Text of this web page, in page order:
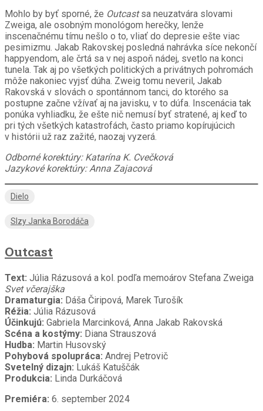
Mohlo by byť sporné, že Outcastsa neuzatvára slovami
Zweiga, ale osobným monológom herečky, lenže
inscenačnému tímu nešlo o to, vliať do depresie ešte viac
pesimizmu. Jakab Rakovskej posledná nahrávka síce nekončí
happyendom, ale črtá sa v nej aspoň nádej, svetlo na konci
tunela. Tak aj po všetkých politických a privátnych pohromách
môže nakoniec vyjsť dúha. Zweig tomu neveril, Jakab
Rakovská v slovách o spontánnom tanci, do ktorého sa
postupne začne vžívať aj na javisku, v to dúfa. Inscenácia tak
ponúka vyhliadku, že ešte nič nemusí byť stratené, aj keď to
pri tých všetkých katastrofách, často priamo kopírujúcich
v histórii už raz zažité, naozaj vyzerá.
Odborné korektúry: Katarína K. Cvečková
Jazykové korektúry: Anna Zajacová
Dielo
Slzy Janka Borodáča
Outcast
Text: Júlia Rázusová a kol. podľa memoárov Stefana Zweiga
Svet včerajška
Dramaturgia: Dáša Čiripová, Marek Turošík
Réžia: Júlia Rázusová
Účinkujú: Gabriela Marcinková, Anna Jakab Rakovská
Scéna a kostýmy: Diana Strauszová
Hudba: Martin Husovský
Pohybová spolupráca: Andrej Petrovič
Svetelný dizajn: Lukáš Katuščák
Produkcia: Linda Durkáčová
Premiéra: 6. september 2024